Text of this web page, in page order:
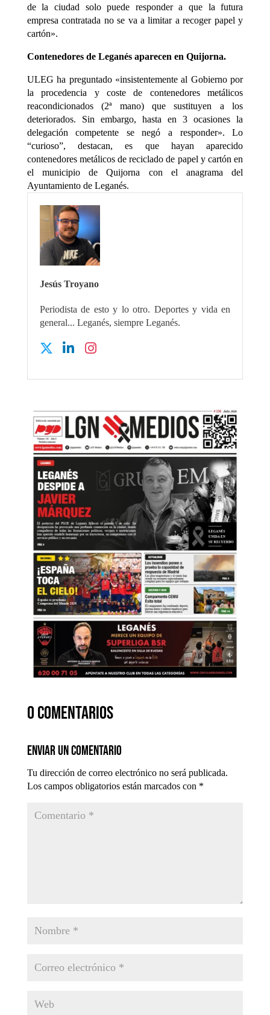
de la ciudad solo puede responder a que la futura
empresa contratada no se va a limitar a recoger papel y
cartón».
Contenedores de Leganés aparecen en Quijorna.
ULEG ha preguntado «insistentemente al Gobierno por
la procedencia y coste de contenedores metálicos
reacondicionados (2ª mano) que sustituyen a los
deteriorados. Sin embargo, hasta en 3 ocasiones la
delegación competente se negó a responder». Lo
“curioso”, destacan, es que hayan aparecido
contenedores metálicos de reciclado de papel y cartón en
el municipio de Quijorna con el anagrama del
Ayuntamiento de Leganés.
Jesús Troyano
Periodista de esto y lo otro. Deportes y vida en
general... Leganés, siempre Leganés.
0 comentarios
Enviar un comentario
Tu dirección de correo electrónico no será publicada.
Los campos obligatorios están marcados con *